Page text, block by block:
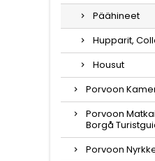
Päähineet
Hupparit,
Housut
Porvoon
Porvoon
Borgå
Porvoon